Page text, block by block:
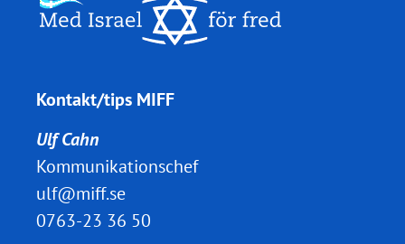
Kontakt/tips MIFF
Ulf Cahn
Kommunikationschef
ulf@miff.se
0763-23 36 50